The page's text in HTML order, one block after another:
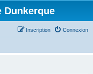
Dunkerque
Connexion
Inscription